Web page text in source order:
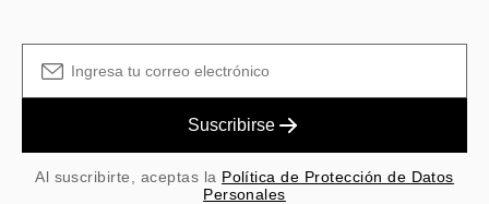
Suscribirse
Al suscribirte, aceptas la Política de Protección de Datos
Personales